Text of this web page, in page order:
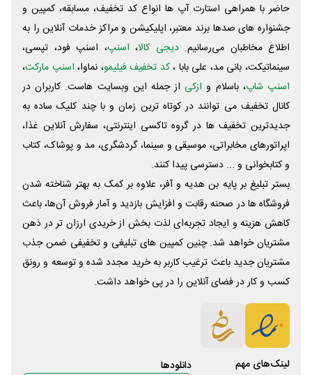
حاضر با همراهی استارت آپ ها انواع کد تخفیف، مسابقه، کمپین و
جشنواره های صدها برند معتبر، اپلیکیشن و مراکز خدمات آنلاین را به
اطلاع مخاطبان می‌رسانیم. دیجی کالا، اسنپ، اسنپ فود، تپسی،
سینماتیکت، بانی مد، علی‌ بابا ،کد تخفیف فیلیمو، نماوا، اسنپ مارکت،
اسنپ شاپ، باسلام و ازکی از جمله این وبسایت ‌هاست. کاربران در
کانال تخفیف می توانند در کوتاه ترین زمان و با چند کلیک ساده به
جدیدترین تخفیف ها در گروه تاکسی اینترنتی، سفارش آنلاین غذا،
اپراتورهای مخابراتی، موسیقی و سینما، گردشگری، مد و پوشاک، کتاب
و کتابخوانی و ... دسترسی پیدا کنند.
بستر تبلیغ بر پایه بن هدیه و آفر، علاوه بر کمک به بهتر شناخته شدن
فروشگاه ها در صحنه رقابت و افزایش بازدید و آمار فروش آن‌ها، باعث
کاهش هزینه و ایجاد تجربه‌ای لذت بخش از خریدی ارزان تر در ذهن
مشتریان خواهد شد. چنین کمپین های تبلیغی و تخفیفی ضمن جذب
مشتریان جدید باعث ترغیب کاربر به خرید مجدد شده و توسعه و رونق
کسب و کار در فضای آنلاین را در پی خواهد داشت.
لینک‌های مهم دانلود‌ها